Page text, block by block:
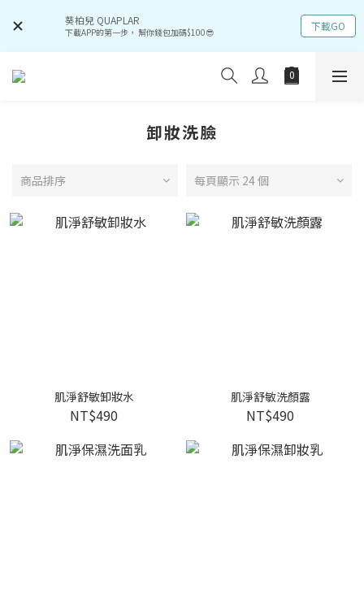
葵柏兒 QUAPLAR
下載APP的第一步， 幫你錢包加碼$100😎 下載GO
卸妝洗臉
商品排序 每頁顯示 24 個
肌淨舒敏卸妝水
NT$490
肌淨舒敏洗顏露
NT$490